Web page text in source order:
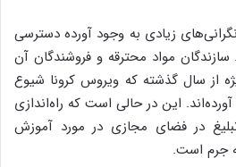
زیادی به وجود آورده دسترسی
مواد محترقه و فروشندگان آن
از سال گذشته که ویروس کرونا شیوع
این در حالی است که راه‌اندازی
در فضای مجازی در مورد آموزش
جرم است.